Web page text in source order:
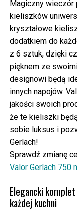
Magiczny wieczór
kieliszków
kryształowe
dodatkiem do
z 6 sztuk, dzięki
pięknem ze
designowi będą
innych napojów.
jakości swoich
że te kieliszki
sobie luksus i
Gerlach!
Sprawdź zmianę
Valor Gerlach 750
Elegancki
każdej kuchni